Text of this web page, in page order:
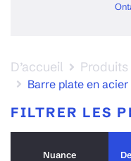
D’accueil Produits
Barre plate en
FILTRER LES
Nuance